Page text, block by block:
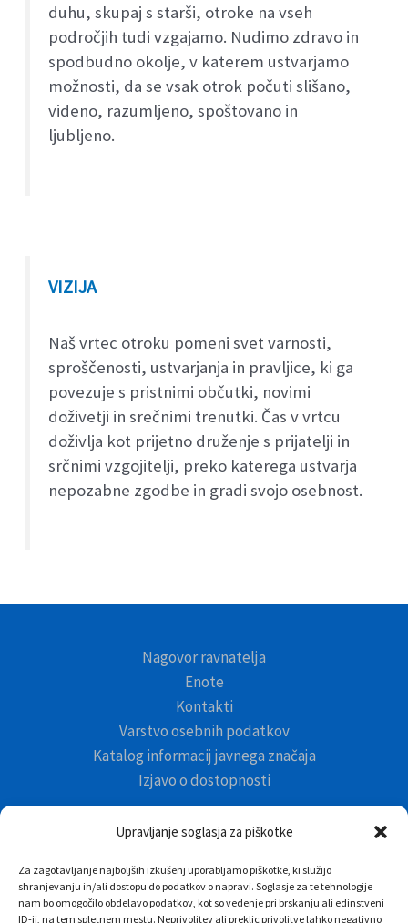
Upravljanje soglasja za piškotke
Za zagotavljanje najboljših izkušenj uporabljamo piškotke, ki služijo
shranjevanju in/ali dostopu do podatkov o napravi. Soglasje za te tehnologije
nam bo omogočilo obdelavo podatkov, kot so vedenje pri brskanju ali edinstveni
ID-ji, na tem spletnem mestu. Neprivolitev ali preklic privolitve lahko negativno
duhu, skupaj s starši, otroke na vseh
področjih tudi vzgajamo. Nudimo zdravo in
spodbudno okolje, v katerem ustvarjamo
možnosti, da se vsak otrok počuti slišano,
videno, razumljeno, spoštovano in
ljubljeno.
VIZIJA
Naš vrtec otroku pomeni svet varnosti,
sproščenosti, ustvarjanja in pravljice, ki ga
povezuje s pristnimi občutki, novimi
doživetji in srečnimi trenutki. Čas v vrtcu
doživlja kot prijetno druženje s prijatelji in
srčnimi vzgojitelji, preko katerega ustvarja
nepozabne zgodbe in gradi svojo osebnost.
Nagovor ravnatelja
Enote
Kontakti
Varstvo osebnih podatkov
Katalog informacij javnega značaja
Izjavo o dostopnosti
ustvarjalnosti in samostojnosti. Srečni in zadovoljni smo, ker
nas narava uči spoštovanja drugačnosti.«